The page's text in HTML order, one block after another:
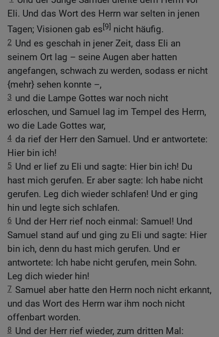
Eli. Und das Wort des Herrn war selten in jenen
Tagen; Visionen gab es[9] nicht häufig.
2 Und es geschah in jener Zeit, dass Eli an
seinem Ort lag – seine Augen aber hatten
angefangen, schwach zu werden, sodass er nicht
{mehr} sehen konnte –,
3 und die Lampe Gottes war noch nicht
erloschen, und Samuel lag im Tempel des Herrn,
wo die Lade Gottes war,
4 da rief der Herr den Samuel. Und er antwortete:
Hier bin ich!
5 Und er lief zu Eli und sagte: Hier bin ich! Du
hast mich gerufen. Er aber sagte: Ich habe nicht
gerufen. Leg dich wieder schlafen! Und er ging
hin und legte sich schlafen.
6 Und der Herr rief noch einmal: Samuel! Und
Samuel stand auf und ging zu Eli und sagte: Hier
bin ich, denn du hast mich gerufen. Und er
antwortete: Ich habe nicht gerufen, mein Sohn.
Leg dich wieder hin!
7 Samuel aber hatte den Herrn noch nicht erkannt,
und das Wort des Herrn war ihm noch nicht
offenbart worden.
8 Und der Herr rief wieder, zum dritten Mal: